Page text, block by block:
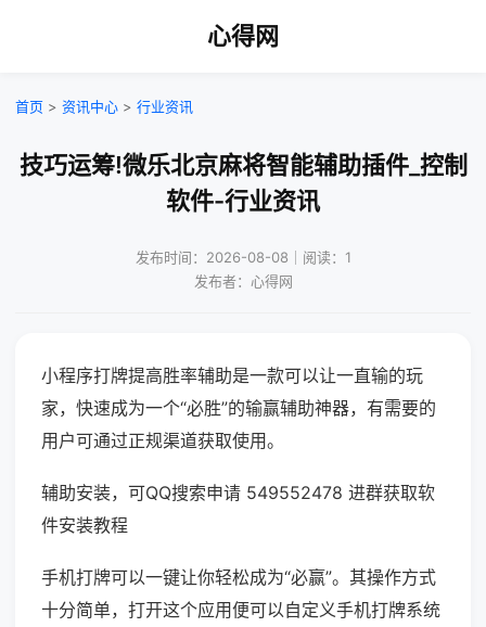
心得网
首页 > 资讯中心 > 行业资讯
技巧运筹!微乐北京麻将智能辅助插件_控制
软件-行业资讯
发布时间：2026-08-08｜阅读：1
发布者：心得网
小程序打牌提高胜率辅助是一款可以让一直输的玩
家，快速成为一个“必胜”的输赢辅助神器，有需要的
用户可通过正规渠道获取使用。
辅助安装，可QQ搜索申请 549552478 进群获取软
件安装教程
手机打牌可以一键让你轻松成为“必赢”。其操作方式
十分简单，打开这个应用便可以自定义手机打牌系统